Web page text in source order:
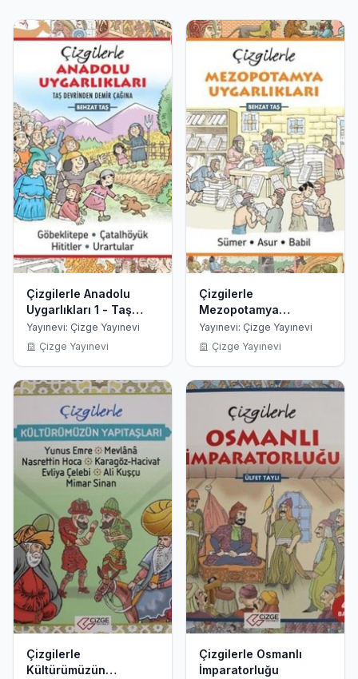
Çizgilerle Anadolu
Uygarlıkları 1 - Taş
Devrinden Demir
Çağına
Yayınevi: Çizge Yayınevi
Çizge Yayınevi
Çizgilerle
Mezopotamya
Uygarlıkları
Yayınevi: Çizge Yayınevi
Çizge Yayınevi
Çizgilerle
Kültürümüzün
Çizgilerle Osmanlı
İmparatorluğu